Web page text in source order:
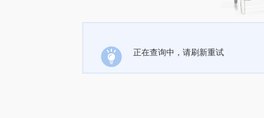
正在查询中，请刷新重试